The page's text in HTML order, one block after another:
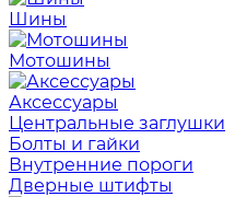
Шины
Мотошины
Аксессуары
Центральные заглушки
Болты и гайки
Внутренние пороги
Дверные штифты